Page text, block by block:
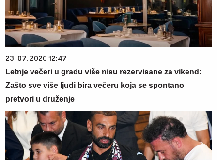
23. 07. 2026 12:47
Letnje večeri u gradu više nisu rezervisane za vikend:
Zašto sve više ljudi bira večeru koja se spontano
pretvori u druženje